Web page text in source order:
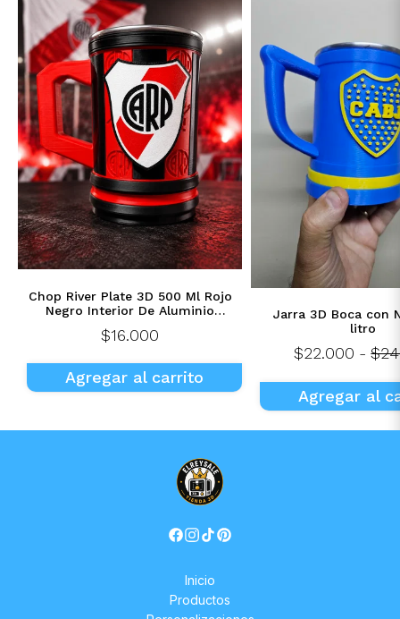
Chop River Plate 3D 500 Ml Rojo
Negro Interior De Aluminio
$16.000
Agregar al carrito
Jarra 3D Boca con
litro
$22.000 -
Agregar al
Inicio
Productos